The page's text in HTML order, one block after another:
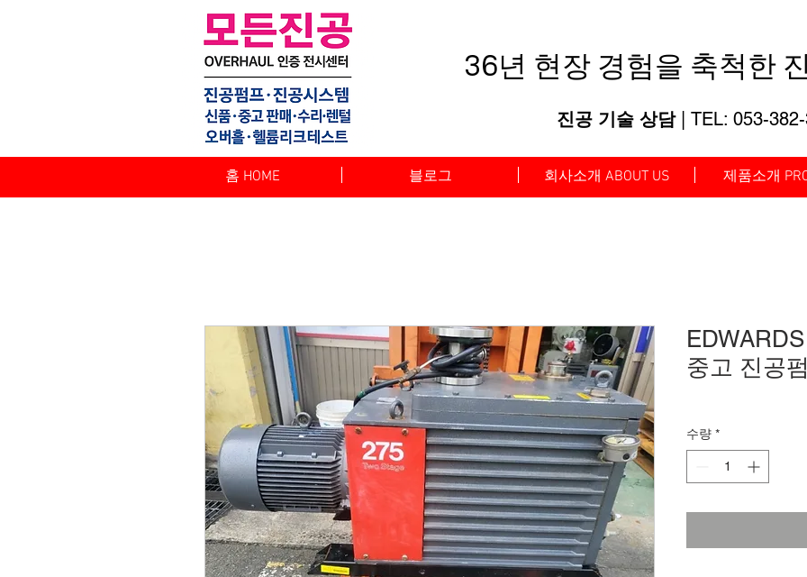
36년 현장 경험을 축척한
진공 기술 상담| TEL: 053-
홈 HOME 블로그 회사소개 ABOUT US 제품소개
중고 진공
수량 *